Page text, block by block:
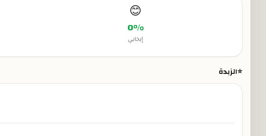
😊
0%
إيجابي
⭐الزبدة